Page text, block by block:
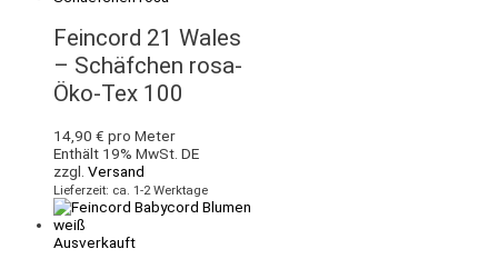
Feincord 21 Wales
– Schäfchen rosa-
Öko-Tex 100
14,90 € pro Meter
Enthält 19% MwSt. DE
zzgl. Versand
Lieferzeit: ca. 1-2 Werktage
Ausverkauft